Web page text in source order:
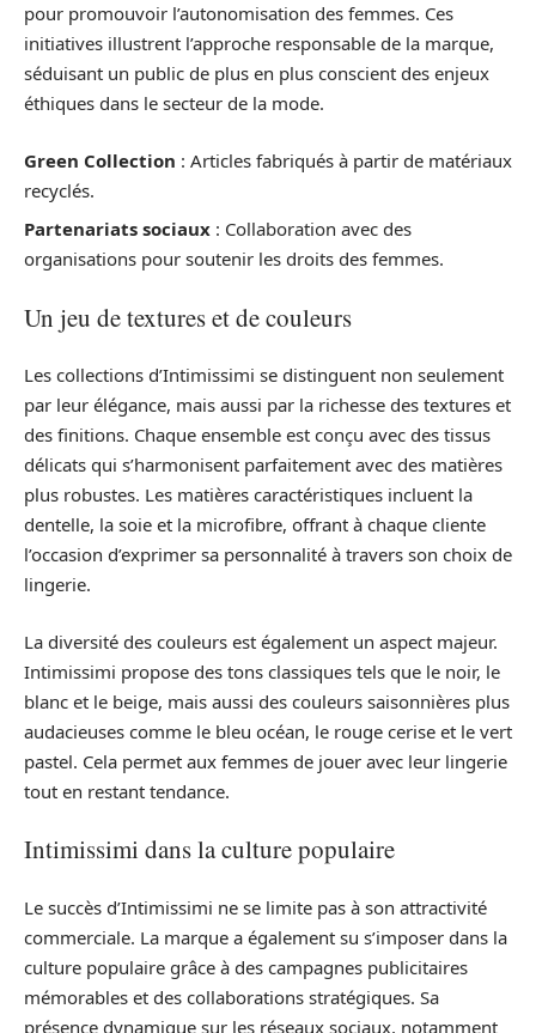
pour promouvoir l’autonomisation des femmes. Ces
initiatives illustrent l’approche responsable de la marque,
séduisant un public de plus en plus conscient des enjeux
éthiques dans le secteur de la mode.
Green Collection : Articles fabriqués à partir de matériaux
recyclés.
Partenariats sociaux : Collaboration avec des
organisations pour soutenir les droits des femmes.
Un jeu de textures et de couleurs
Les collections d’Intimissimi se distinguent non seulement
par leur élégance, mais aussi par la richesse des textures et
des finitions. Chaque ensemble est conçu avec des tissus
délicats qui s’harmonisent parfaitement avec des matières
plus robustes. Les matières caractéristiques incluent la
dentelle, la soie et la microfibre, offrant à chaque cliente
l’occasion d’exprimer sa personnalité à travers son choix de
lingerie.
La diversité des couleurs est également un aspect majeur.
Intimissimi propose des tons classiques tels que le noir, le
blanc et le beige, mais aussi des couleurs saisonnières plus
audacieuses comme le bleu océan, le rouge cerise et le vert
pastel. Cela permet aux femmes de jouer avec leur lingerie
tout en restant tendance.
Intimissimi dans la culture populaire
Le succès d’Intimissimi ne se limite pas à son attractivité
commerciale. La marque a également su s’imposer dans la
culture populaire grâce à des campagnes publicitaires
mémorables et des collaborations stratégiques. Sa
présence dynamique sur les réseaux sociaux, notamment